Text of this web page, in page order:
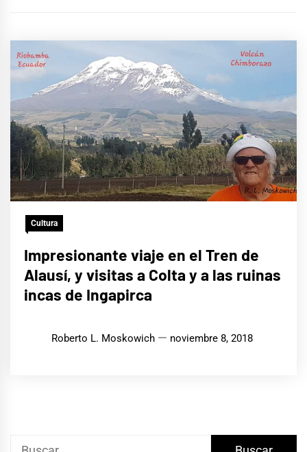
Cultura
Impresionante viaje en el Tren de
Alausí, y visitas a Colta y a las ruinas
incas de Ingapirca
Roberto L. Moskowich noviembre 8, 2018
Buscar: